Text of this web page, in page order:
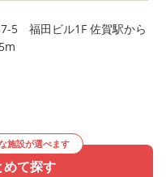
5 福田ビル1F 佐賀駅から
施設が選べます
めて探す